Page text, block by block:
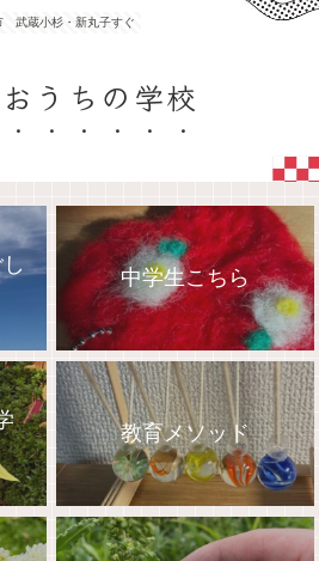
武蔵小杉・新丸子すぐ
うちの学校
中学生こちら
教育メソッド